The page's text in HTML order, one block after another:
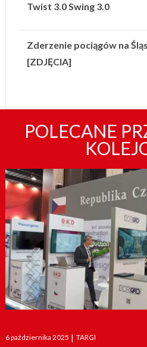
Twist 3.0 Swing 3.0
Zderzenie pociągów na
[ZDJĘCIA]
POLECANE
Posted
on
6 października 2025 | TARGI